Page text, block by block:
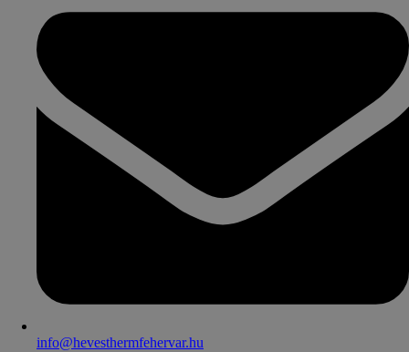
info@hevesthermfehervar.hu